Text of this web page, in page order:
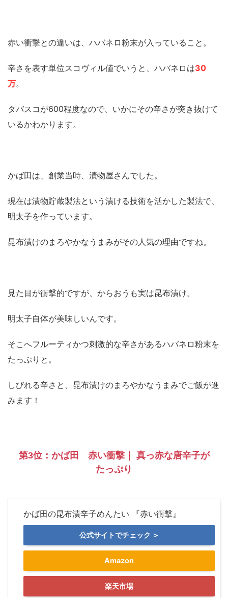
赤い衝撃との違いは、ハバネロ粉末が入っていること。
辛さを表す単位スコヴィル値でいうと、ハバネロは30
万。
タバスコが600程度なので、いかにその辛さが突き抜けて
いるかわかります。
かば田は、創業当時、漬物屋さんでした。
現在は漬物貯蔵製法という漬ける技術を活かした製法で、
明太子を作っています。
昆布漬けのまろやかなうまみがその人気の理由ですね。
見た目が衝撃的ですが、からおうも実は昆布漬け。
明太子自体が美味しいんです。
そこへフルーティかつ刺激的な辛さがあるハバネロ粉末を
たっぷりと。
しびれる辛さと、昆布漬けのまろやかなうまみでご飯が進
みます！
第3位：かば田 赤い衝撃｜ 真っ赤な唐辛子が
たっぷり
かば田の昆布漬辛子めんたい 『赤い衝撃』
公式サイトでチェック ＞
Amazon
楽天市場